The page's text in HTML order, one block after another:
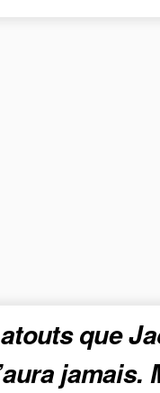
que
jamais.